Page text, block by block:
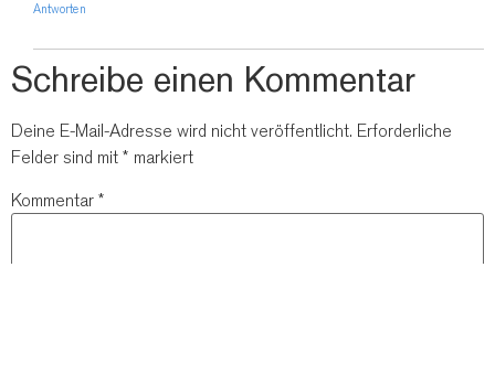
Antworten
Schreibe einen Kommentar
Deine E-Mail-Adresse wird nicht veröffentlicht. Erforderliche
Felder sind mit * markiert
Kommentar *